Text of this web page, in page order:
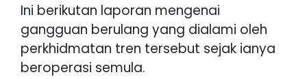
Ini berikutan laporan mengenai
gangguan berulang yang dialami oleh
perkhidmatan tren tersebut sejak ianya
beroperasi semula.